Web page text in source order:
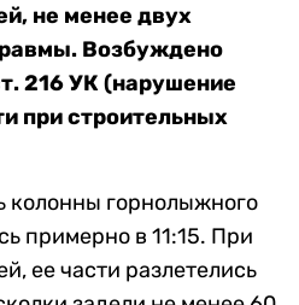
не менее двух
Возбуждено
216 УК (нарушение
при строительных
колонны горнолыжного
примерно в 11:15. При
ее части разлетелись